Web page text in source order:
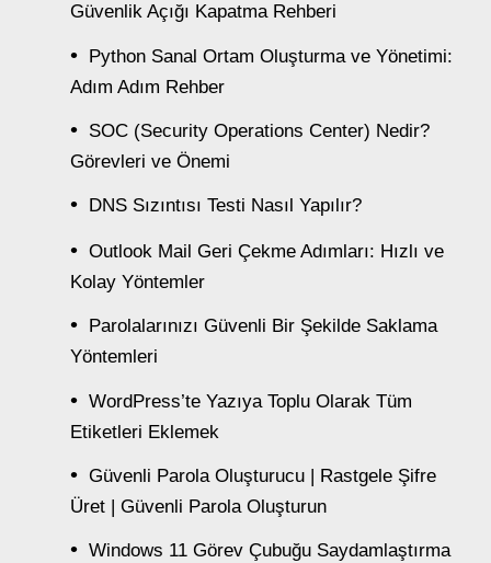
Güvenlik Açığı Kapatma Rehberi
Python Sanal Ortam Oluşturma ve Yönetimi:
Adım Adım Rehber
SOC (Security Operations Center) Nedir?
Görevleri ve Önemi
DNS Sızıntısı Testi Nasıl Yapılır?
Outlook Mail Geri Çekme Adımları: Hızlı ve
Kolay Yöntemler
Parolalarınızı Güvenli Bir Şekilde Saklama
Yöntemleri
WordPress’te Yazıya Toplu Olarak Tüm
Etiketleri Eklemek
Güvenli Parola Oluşturucu | Rastgele Şifre
Üret | Güvenli Parola Oluşturun
Windows 11 Görev Çubuğu Saydamlaştırma